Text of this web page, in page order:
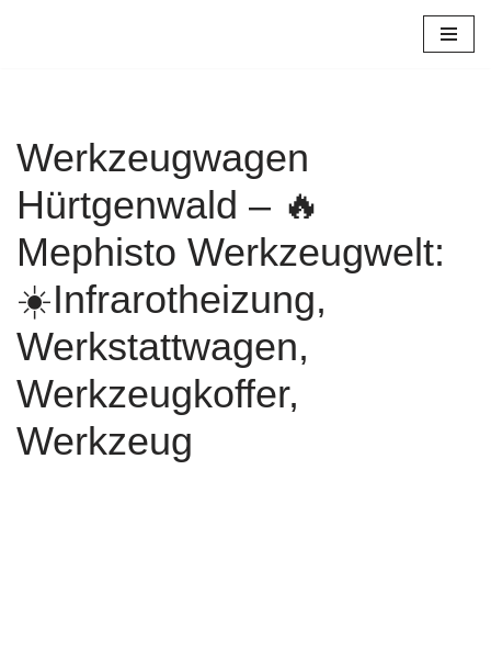
Werkzeugwagen
Hürtgenwald – 🔥
Mephisto Werkzeugwelt:
☀️Infrarotheizung,
Werkstattwagen,
Werkzeugkoffer,
Werkzeug